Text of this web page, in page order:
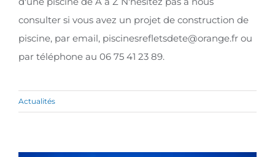
consulter si vous avez un projet de construction de
piscine, par email, piscinesrefletsdete@orange.fr ou
par téléphone au 06 75 41 23 89.
Actualités